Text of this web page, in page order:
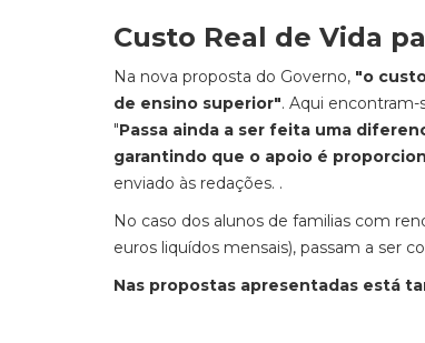
Custo Real de Vida
Na nova proposta do Governo, "o
de ensino superior". Aqui encontram-
"Passa ainda a ser feita uma
garantindo que o apoio é
enviado às redações. .
No caso dos alunos de familias com
euros liquídos mensais), passam a ser
Nas propostas apresentadas está